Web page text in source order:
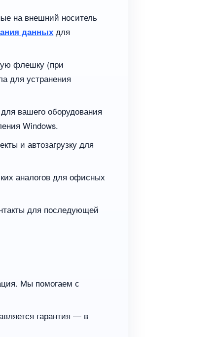
на внешний носитель
данных для
флешку (при
для устранения
вашего оборудования
Windows.
и автозагрузку для
аналогов для офисных
для последующей
Мы помогаем с
гарантия — в